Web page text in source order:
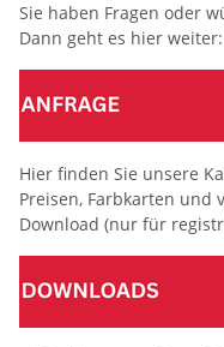
Sie haben Fragen oder
Dann geht es hier weiter:
Hier finden Sie unsere
Preisen, Farbkarten und
Download (nur für